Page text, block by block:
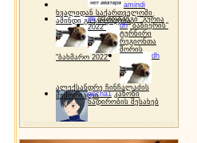
amindi
ხვალიდან საქართველოში
ამინდი გაუარესდება
dh სპორტინგი "გურია
2022"
dh "ბაზიერის"
ტურნირი
რეგიონთა
შორის
"ბახმარო 2022"
dh
ალექსანდრე ჩინჩალაძის
მემორიალიgocha1 კანონი
ნადირობის შესახებ